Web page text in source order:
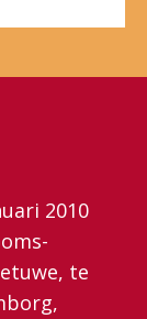
2010
te